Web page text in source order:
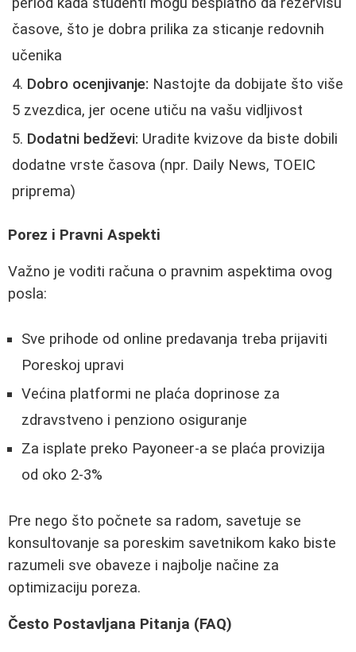
časove, što je dobra prilika za sticanje redovnih
učenika
Dobro ocenjivanje: Nastojte da dobijate što više
5 zvezdica, jer ocene utiču na vašu vidljivost
Dodatni bedževi: Uradite kvizove da biste dobili
dodatne vrste časova (npr. Daily News, TOEIC
priprema)
Porez i Pravni Aspekti
Važno je voditi računa o pravnim aspektima ovog
posla:
Sve prihode od online predavanja treba prijaviti
Poreskoj upravi
Većina platformi ne plaća doprinose za
zdravstveno i penziono osiguranje
Za isplate preko Payoneer-a se plaća provizija
od oko 2-3%
Pre nego što počnete sa radom, savetuje se
konsultovanje sa poreskim savetnikom kako biste
razumeli sve obaveze i najbolje načine za
optimizaciju poreza.
Često Postavljana Pitanja (FAQ)